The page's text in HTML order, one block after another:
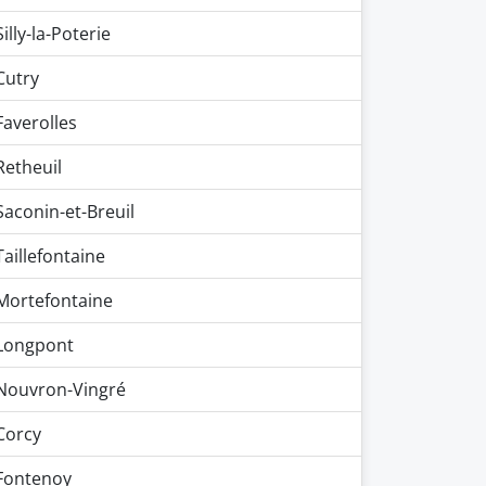
la-Poterie
et-Breuil
Vingré